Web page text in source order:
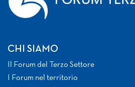
CHI SIAMO
Il Forum del Terzo Settore
I Forum nel territorio